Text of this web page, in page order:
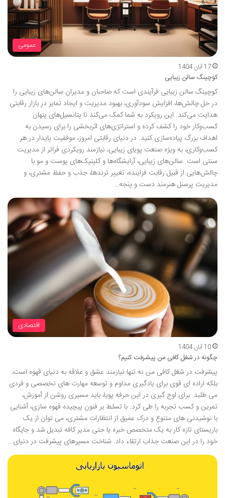
عمومی
17 آبان 1404
کوچینگ سالن زیبایی
کوچینگ سالن زیبایی فرآیندی است که صاحبان و مدیران سالن‌های زیبایی را
در حل چالش‌ها، افزایش سودآوری، بهبود مدیریت و ایجاد تمایز در بازار رقابتی
هدایت می‌کند. این رویکرد به شما کمک می‌کند تا پتانسیل‌های پنهان
کسب‌وکار خود را کشف کرده و استراتژی‌های اثربخشی را برای رسیدن به
اهداف بزرگ پیاده‌سازی کنید. در دنیای رقابتی امروز، موفقیت پایدار در هر
کسب‌وکاری، به ویژه صنعت پویای زیبایی، نیازمند رویکردی فراتر از مدیریت
سنتی است. سالن‌های زیبایی، آرایشگاه‌ها و کلینیک‌های پوست و مو با
چالش‌هایی از قبیل رقابت فزاینده، تغییر ترندها، جذب و حفظ مشتری، و
مدیریت پرسنل هنرمند دست و پنجه…
اقتصادی
10 آبان 1404
چگونه در شغل کافی من پیشرفت کنیم؟
پیشرفت در شغل کافی من نه تنها نیازمند عشق و علاقه به دنیای قهوه است،
بلکه اراده ای قوی برای یادگیری مداوم و توسعه مهارت های تخصصی و فردی
می طلبد. برای اوج گیری در این حرفه پویا، باید مسیری روشن از آموزش،
تمرین و کسب تجربه را طی کرد. با تسلط بر فنون پیچیده قهوه سازی، آشنایی
با نوشیدنی های متنوع و درک عمیق از انتظارات مشتری، می توان از یک
باریستای تازه کار به یک متخصص خبره یا حتی مدیر کافه تبدیل شد و جایگاه
خود را در این صنعت جذاب ارتقاء داد. شناخت مسیرهای پیشرفت در دنیای…